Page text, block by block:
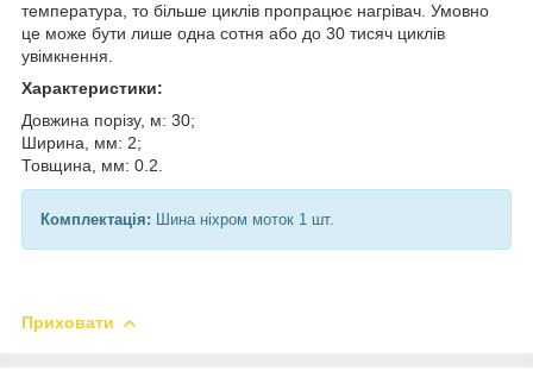
температура, то більше циклів пропрацює нагрівач. Умовно
це може бути лише одна сотня або до 30 тисяч циклів
увімкнення.
Характеристики:
Довжина порізу, м: 30;
Ширина, мм: 2;
Товщина, мм: 0.2.
Комплектація: Шина ніхром моток 1 шт.
Приховати